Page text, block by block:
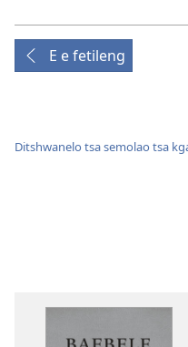
E e fetileng
Ditshwanelo tsa semolao tsa